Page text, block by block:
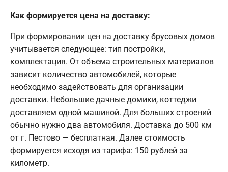
Как формируется цена на доставку:
При формировании цен на доставку брусовых домов
учитывается следующее: тип постройки,
комплектация. От объема строительных материалов
зависит количество автомобилей, которые
необходимо задействовать для организации
доставки. Небольшие дачные домики, коттеджи
доставляем одной машиной. Для больших строений
обычно нужно два автомобиля. Доставка до 500 км
от г. Пестово — бесплатная. Далее стоимость
формируется исходя из тарифа: 150 рублей за
километр.